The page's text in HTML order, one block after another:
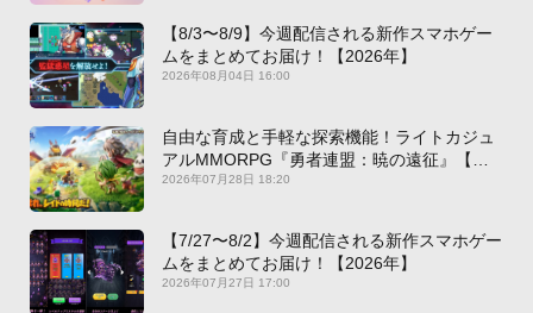
【8/3〜8/9】今週配信される新作スマホゲー
ムをまとめてお届け！【2026年】
2026年08月04日 16:00
自由な育成と手軽な探索機能！ライトカジュ
アルMMORPG『勇者連盟：暁の遠征』【最
新作PICKUP】
2026年07月28日 18:20
【7/27〜8/2】今週配信される新作スマホゲー
ムをまとめてお届け！【2026年】
2026年07月27日 17:00